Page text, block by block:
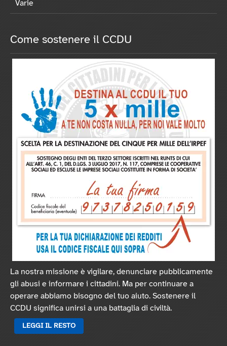
Varie
Come sostenere il CCDU
La nostra missione è vigilare, denunciare pubblicamente
gli abusi e informare i cittadini. Ma per continuare a
operare abbiamo bisogno del tuo aiuto. Sostenere il
CCDU significa unirsi a una battaglia di civiltà.
LEGGI IL RESTO